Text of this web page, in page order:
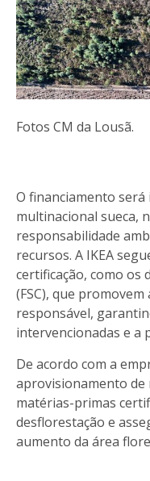
Fotos CM da Lousã.
O financiamento
multinacional sueca,
responsabilidade
recursos. A IKEA
certificação, como os
(FSC), que
responsável,
intervencionadas e a
De acordo com a
aprovisionamento de
matérias-primas
desflorestação e
aumento da área